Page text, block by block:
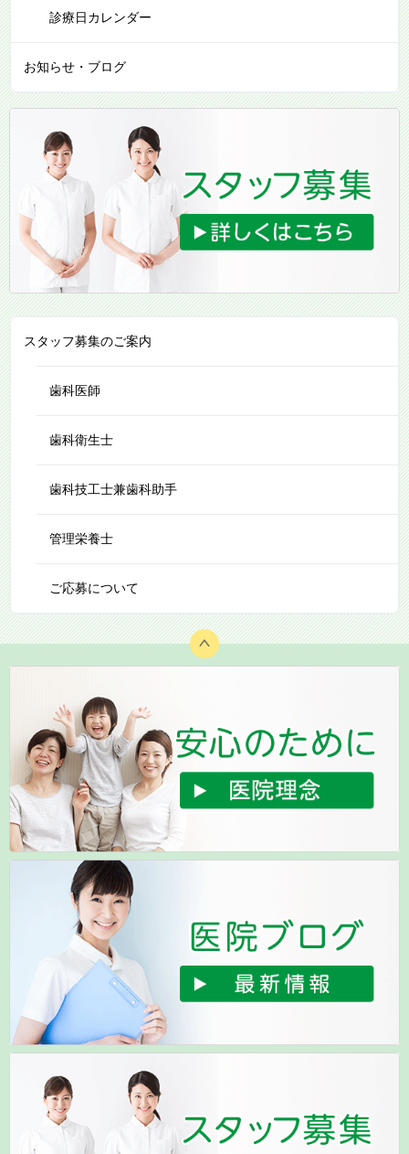
診療日カレンダー
お知らせ・ブログ
スタッフ募集のご案内
歯科医師
歯科衛生士
歯科技工士兼歯科助手
管理栄養士
ご応募について